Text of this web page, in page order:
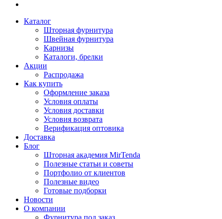
Каталог
Шторная фурнитура
Швейная фурнитура
Карнизы
Каталоги, брелки
Акции
Распродажа
Как купить
Оформление заказа
Условия оплаты
Условия доставки
Условия возврата
Верификация оптовика
Доставка
Блог
Шторная академия MirTenda
Полезные статьи и советы
Портфолио от клиентов
Полезные видео
Готовые подборки
Новости
О компании
Фурнитура под заказ